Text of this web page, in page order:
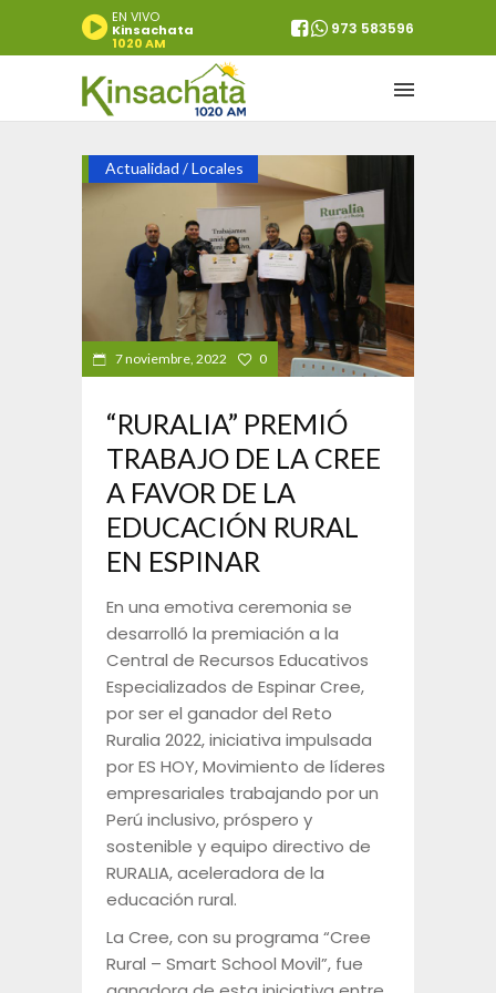
EN VIVO
Kinsachata
1020 AM
973 583596
Actualidad /Locales
7 noviembre, 2022 0
“RURALIA” PREMIÓ
TRABAJO DE LA CREE
A FAVOR DE LA
EDUCACIÓN RURAL
EN ESPINAR
En una emotiva ceremonia se
desarrolló la premiación a la
Central de Recursos Educativos
Especializados de Espinar Cree,
por ser el ganador del Reto
Ruralia 2022, iniciativa impulsada
por ES HOY, Movimiento de líderes
empresariales trabajando por un
Perú inclusivo, próspero y
sostenible y equipo directivo de
RURALIA, aceleradora de la
educación rural.
La Cree, con su programa “Cree
Rural – Smart School Movil”, fue